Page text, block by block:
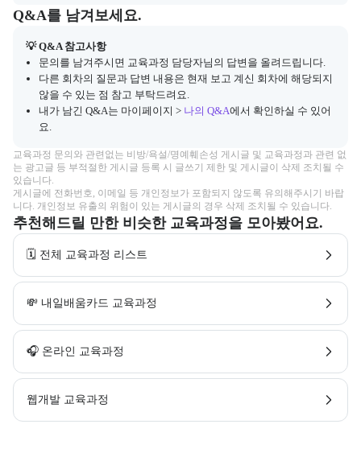
Q&A
캠프 관련 질문과 답변 목록을 확인하고, 질문을 작성할 수 있다.
Q&A를 남겨보세요.
💡 Q&A 참고사항
문의를 남겨주시면 교육과정 담당자님의 답변을 올려드립니다.
다른 회차의 질문과 답변 내용은 현재 보고 계신 회차에 해당되지
않을 수 있는 점 참고 부탁드려요.
내가 남긴 Q&A는 마이페이지 > 나의 Q&A에서 확인하실 수 있어
요.
교육과정 문의와 관련없는 비방/욕설/명예훼손성 게시글 및 교육과정과 관련 없
는 광고글 등 부적절한 게시글 등록 시 글쓰기 제한 및 게시글이 삭제 조치될 수
있습니다.
게시글에 전화번호, 이메일 등 개인정보가 포함되지 않도록 유의해주시기 바랍
니다. 개인정보 유출의 위험이 있는 게시글의 경우 삭제 조치될 수 있습니다.
추천해드릴 만한 비슷한 교육과정을 모아봤어요.
🗓️ 전체 교육과정 리스트
💸 내일배움카드 교육과정
🎧 온라인 교육과정
웹개발 교육과정